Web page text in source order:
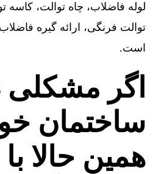
لوله فاضلاب، چاه توالت، کاسه
توالت فرنگی، ارائه گیره
است.
اگر مشکلی
ساختمان
همین حالا با